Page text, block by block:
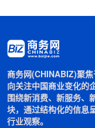
商务网(CHINABIZ)聚
向关注中国商业变化的
围绕新消费、新服务、
块，通过结构化的信息
行业观察。